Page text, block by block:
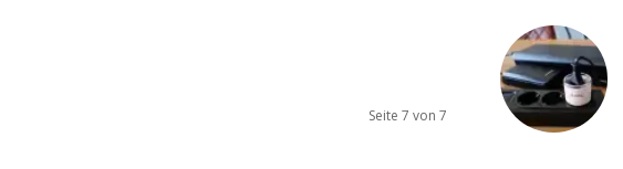
Seite 7 von 7